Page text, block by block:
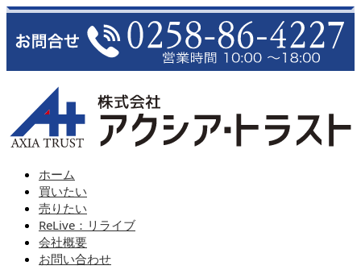
ホーム
買いたい
売りたい
ReLive：リライブ
会社概要
お問い合わせ